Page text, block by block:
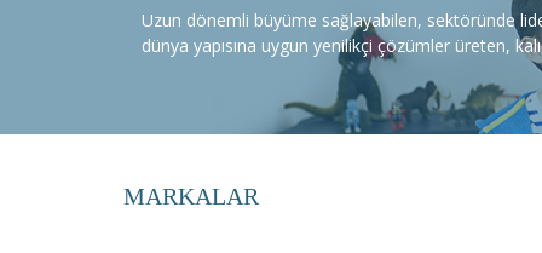
Uzun dönemli büyüme sağlayabilen, sektöründe
dünya yapısına uygun yenilikçi çözümler üreten,
MARKALAR